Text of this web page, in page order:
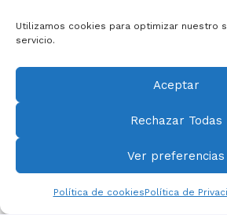
Utilizamos cookies para optimizar nuestro
servicio.
Aceptar
Rechazar Todas
Ver preferencias
Política de cookiesPolítica de
Copyright © 2026 Clic&Post.
reservados.